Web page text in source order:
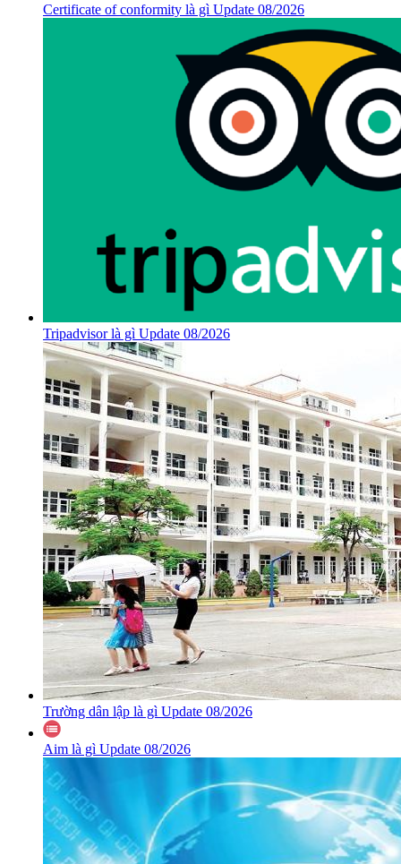
Certificate of conformity là gì Update 08/2026
Tripadvisor là gì Update 08/2026
Trường dân lập là gì Update 08/2026
Aim là gì Update 08/2026